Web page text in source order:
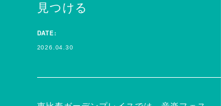
見つける
DATE:
2026.04.30